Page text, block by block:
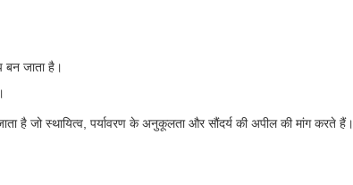
बन जाता है।
है जो स्थायित्व, पर्यावरण के अनुकूलता और सौंदर्य की अपील की मांग करते हैं।